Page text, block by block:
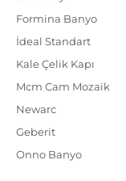
Formina Banyo
İdeal Standart
Kale Çelik Kapı
Mcm Cam Mozaik
Newarc
Geberit
Onno Banyo